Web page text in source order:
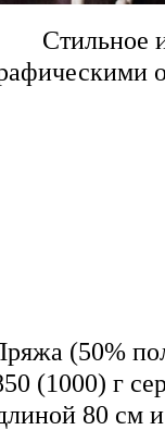
Стильное
(50%
(1000) г
80 см